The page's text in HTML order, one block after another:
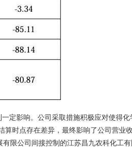
一定影响。公司采取措施积极应对使
点存在差异，最终影响了公司营业收
展有限公司间接控制的江苏昌九农科化工有